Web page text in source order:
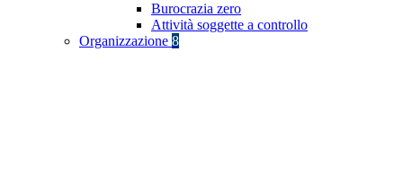
Burocrazia zero
Attività soggette a controllo
Organizzazione 8